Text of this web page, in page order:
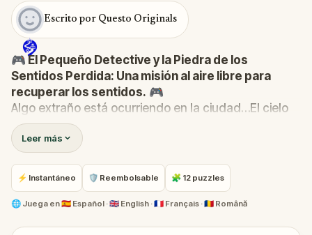
Escrito por Questo Originals
🎮 El Pequeño Detective y la Piedra de los
Sentidos Perdida: Una misión al aire libre para
recuperar los sentidos. 🎮
Algo extraño está ocurriendo en la ciudad…El cielo
ha perdido su color, los pájaros ya no cantan y ni
siquiera la panadería huele a pasteles recién
hechos. ¡La Piedra de los Sentidos—origen de la
vista, el oído, el olfato, el gusto y el tacto—ha
desaparecido!
Cuando Robert recibe una llamada del Abrazo-Com,
Leer más
⚡ Instantáneo 🛡 Reembolsable 🧩 12 puzzles
🌐 Juega en🇪🇸 Español · 🇬🇧 English · 🇫🇷 Français · 🇷🇴 Română